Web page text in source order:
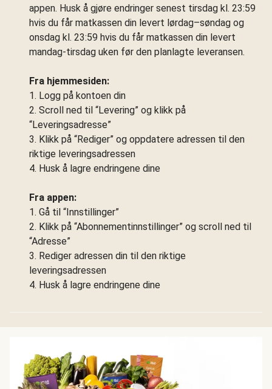
appen. Husk å gjøre endringer senest tirsdag kl. 23:59
hvis du får matkassen din levert lørdag–søndag og
onsdag kl. 23:59 hvis du får matkassen din levert
mandag-tirsdag uken før den planlagte leveransen.
Fra hjemmesiden:
1. Logg på kontoen din
2. Scroll ned til “Levering” og klikk på
“Leveringsadresse”
3. Klikk på “Rediger” og oppdatere adressen til den
riktige leveringsadressen
4. Husk å lagre endringene dine
Fra appen:
1. Gå til “Innstillinger”
2. Klikk på “Abonnementinnstillinger” og scroll ned til
“Adresse”
3. Rediger adressen din til den riktige
leveringsadressen
4. Husk å lagre endringene dine